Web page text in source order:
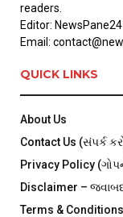
readers.
Editor:
Email:
QUICK LINKS
About Us
Contact Us (સંપર્ક
Privacy Policy
Disclaimer –
Terms &